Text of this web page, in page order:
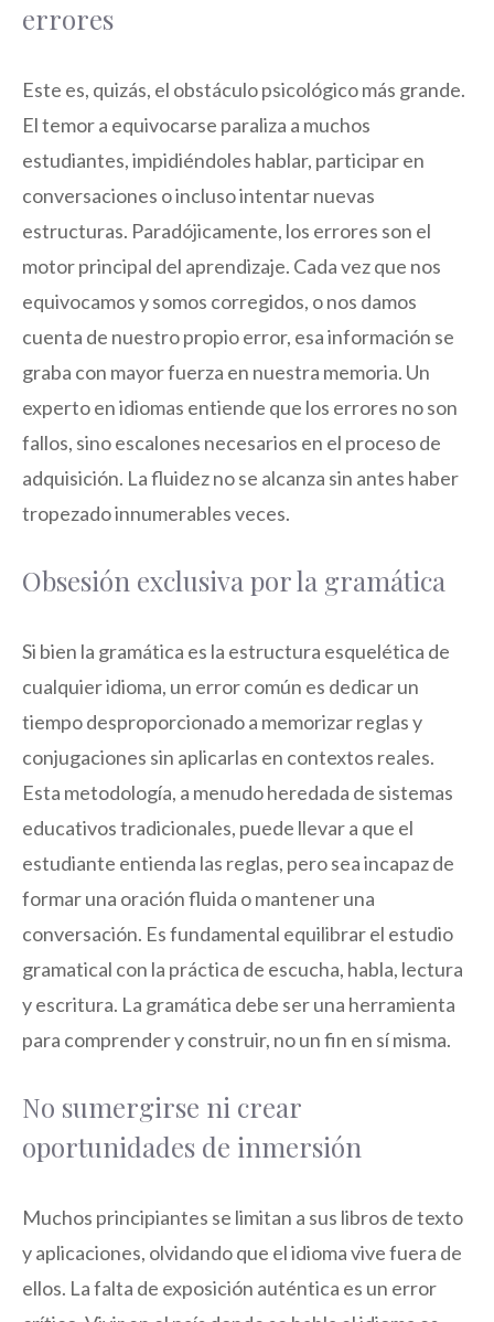
errores
Este es, quizás, el obstáculo psicológico más grande.
El temor a equivocarse paraliza a muchos
estudiantes, impidiéndoles hablar, participar en
conversaciones o incluso intentar nuevas
estructuras. Paradójicamente, los errores son el
motor principal del aprendizaje. Cada vez que nos
equivocamos y somos corregidos, o nos damos
cuenta de nuestro propio error, esa información se
graba con mayor fuerza en nuestra memoria. Un
experto en idiomas entiende que los errores no son
fallos, sino escalones necesarios en el proceso de
adquisición. La fluidez no se alcanza sin antes haber
tropezado innumerables veces.
Obsesión exclusiva por la gramática
Si bien la gramática es la estructura esquelética de
cualquier idioma, un error común es dedicar un
tiempo desproporcionado a memorizar reglas y
conjugaciones sin aplicarlas en contextos reales.
Esta metodología, a menudo heredada de sistemas
educativos tradicionales, puede llevar a que el
estudiante entienda las reglas, pero sea incapaz de
formar una oración fluida o mantener una
conversación. Es fundamental equilibrar el estudio
gramatical con la práctica de escucha, habla, lectura
y escritura. La gramática debe ser una herramienta
para comprender y construir, no un fin en sí misma.
No sumergirse ni crear
oportunidades de inmersión
Muchos principiantes se limitan a sus libros de texto
y aplicaciones, olvidando que el idioma vive fuera de
ellos. La falta de exposición auténtica es un error